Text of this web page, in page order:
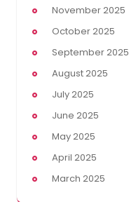
November 2025
October 2025
September 2025
August 2025
July 2025
June 2025
May 2025
April 2025
March 2025